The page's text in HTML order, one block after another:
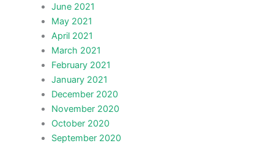
June 2021
May 2021
April 2021
March 2021
February 2021
January 2021
December 2020
November 2020
October 2020
September 2020